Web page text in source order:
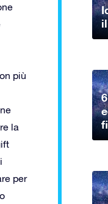
più
la
per